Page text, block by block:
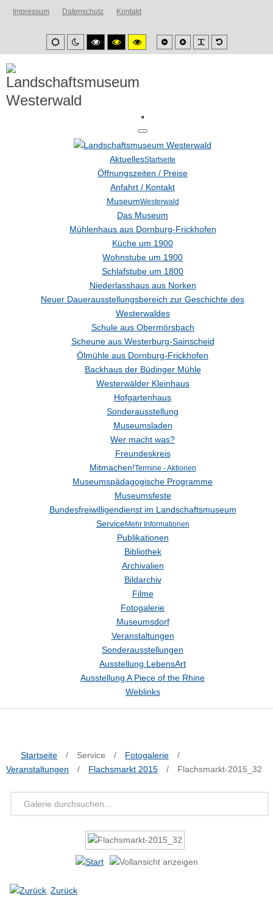
Impressum Datenschutz Kontakt
Default
mode
Night
mode
High
contrast
High
contrast
High
contrast
Smaller
font
Larger
font
Default
font
AktuellesStartseite
Öffnungszeiten / Preise
Anfahrt / Kontakt
MuseumWesterwald
Das Museum
Mühlenhaus aus Dornburg-Frickhofen
Küche um 1900
Wohnstube um 1900
Schlafstube um 1800
Niederlasshaus aus Norken
Neuer Dauerausstellungsbereich zur Geschichte des
Westerwaldes
Schule aus Obermörsbach
Scheune aus Westerburg-Sainscheid
Ölmühle aus Dornburg-Frickhofen
Backhaus der Büdinger Mühle
Westerwälder Kleinhaus
Hofgartenhaus
Sonderausstellung
Museumsladen
Wer macht was?
Freundeskreis
Mitmachen!Termine - Aktionen
Museumspädagogische Programme
Museumsfeste
Bundesfreiwilligendienst im Landschaftsmuseum
ServiceMehr Informationen
Publikationen
Bibliothek
Archivalien
Bildarchiv
Filme
Fotogalerie
Museumsdorf
Veranstaltungen
Sonderausstellungen
Ausstellung LebensArt
Ausstellung A Piece of the Rhine
Weblinks
Startseite / Service / Fotogalerie
/
Veranstaltungen
/ Flachsmarkt 2015 / Flachsmarkt-2015_32
Zurück